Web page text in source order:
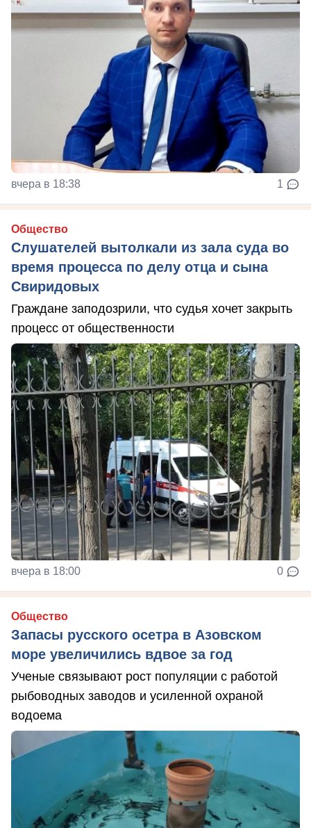
вчера в 18:38 1
Общество
Слушателей вытолкали из зала суда во
время процесса по делу отца и сына
Свиридовых
Граждане заподозрили, что судья хочет закрыть
процесс от общественности
вчера в 18:00 0
Общество
Запасы русского осетра в Азовском
море увеличились вдвое за год
Ученые связывают рост популяции с работой
рыбоводных заводов и усиленной охраной
водоема